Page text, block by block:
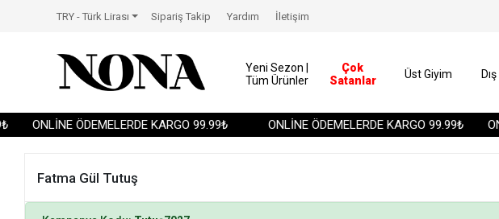
ONLİNE ÖDEMELERDE KARGO 99.99₺ ONLİNE ÖDEMELERDE KARGO 99.99₺
TRY - Türk Lirası Sipariş Takip Yardım İletişim
Yeni Sezon |
Tüm Ürünler
Çok
Satanlar
Üst Giyim
Fatma Gül Tutuş